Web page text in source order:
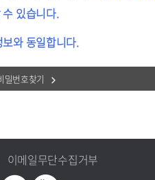
있습니다.
와 동일합니다.
밀번호찾기
이메일무단수집거부